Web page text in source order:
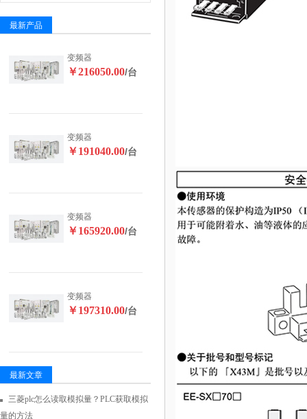
最新产品
变频器
￥216050.00/台
变频器
￥191040.00/台
变频器
￥165920.00/台
变频器
￥197310.00/台
最新文章
三菱plc怎么读取模拟量？PLC获取模拟
量的方法